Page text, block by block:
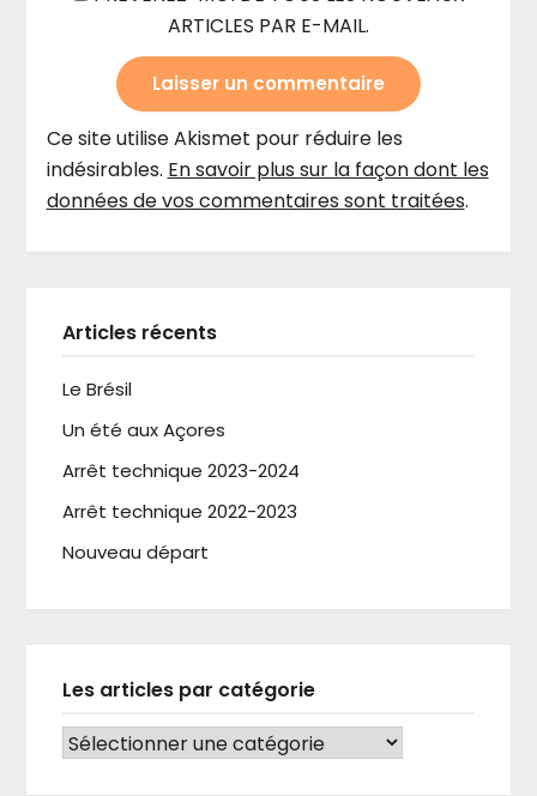
ARTICLES PAR E-MAIL.
Ce site utilise Akismet pour réduire les
indésirables. En savoir plus sur la façon dont les
données de vos commentaires sont traitées.
Articles récents
Le Brésil
Un été aux Açores
Arrêt technique 2023-2024
Arrêt technique 2022-2023
Nouveau départ
Les articles par catégorie
LES ARTICLES PAR CATÉGORIE